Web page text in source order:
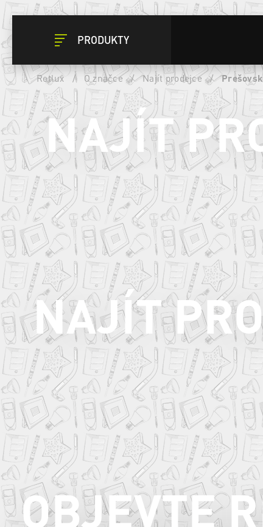
PRODUKTY
Retlux / O značce / Najít prodejce /
NAJÍT
NAJÍT
OBJEVTE